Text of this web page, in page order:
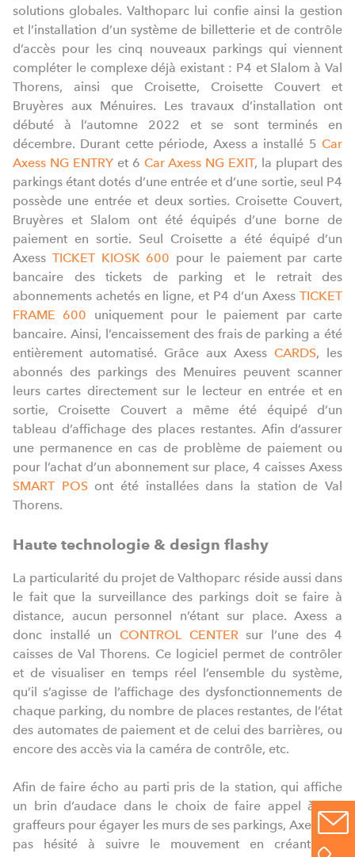
solutions globales. Valthoparc lui confie ainsi la gestion
et l’installation d’un système de billetterie et de contrôle
d’accès pour les cinq nouveaux parkings qui viennent
compléter le complexe déjà existant : P4 et Slalom à Val
Thorens, ainsi que Croisette, Croisette Couvert et
Bruyères aux Ménuires. Les travaux d’installation ont
débuté à l’automne 2022 et se sont terminés en
décembre. Durant cette période, Axess a installé 5 Car
Axess NG ENTRY et 6 Car Axess NG EXIT, la plupart des
parkings étant dotés d’une entrée et d’une sortie, seul P4
possède une entrée et deux sorties. Croisette Couvert,
Bruyères et Slalom ont été équipés d’une borne de
paiement en sortie. Seul Croisette a été équipé d’un
Axess TICKET KIOSK 600 pour le paiement par carte
bancaire des tickets de parking et le retrait des
abonnements achetés en ligne, et P4 d’un Axess TICKET
FRAME 600
uniquement pour le paiement par carte
bancaire. Ainsi, l’encaissement des frais de parking a été
entièrement automatisé. Grâce aux Axess CARDS, les
abonnés des parkings des Menuires peuvent scanner
leurs cartes directement sur le lecteur en entrée et en
sortie, Croisette Couvert a même été équipé d’un
tableau d’affichage des places restantes. Afin d’assurer
une permanence en cas de problème de paiement ou
pour l’achat d’un abonnement sur place, 4 caisses Axess
SMART POS ont été installées dans la station de Val
Thorens.
Haute technologie & design flashy
La particularité du projet de Valthoparc réside aussi dans
le fait que la surveillance des parkings doit se faire à
distance, aucun personnel n’étant sur place. Axess a
donc installé un CONTROL CENTER sur l’une des 4
caisses de Val Thorens. Ce logiciel permet de contrôler
et de visualiser en temps réel l’ensemble du système,
qu’il s’agisse de l’affichage des dysfonctionnements de
chaque parking, du nombre de places restantes, de l’état
des automates de paiement et de celui des barrières, ou
encore des accès via la caméra de contrôle, etc.
Afin de faire écho au parti pris de la station, qui affiche
un brin d’audace dans le choix de faire appel à des
graffeurs pour égayer les murs de ses parkings, Axess n’a
pas hésité à suivre le mouvement en créant une